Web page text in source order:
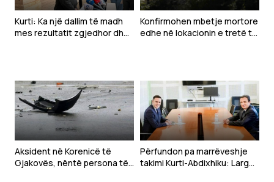
Kurti: Ka një dallim të madh
mes rezultatit zgjedhor dhe
Konfirmohen mbetje mortore
edhe në lokacionin e tretë të
Aksident në Korenicë të
Gjakovës, nëntë persona të
Përfundon pa marrëveshje
takimi Kurti-Abdixhiku: Larg